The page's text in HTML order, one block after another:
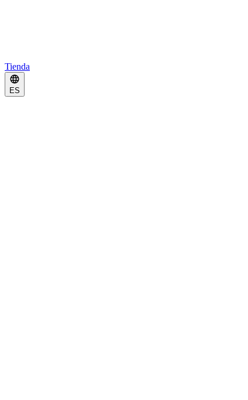
Tienda
ES